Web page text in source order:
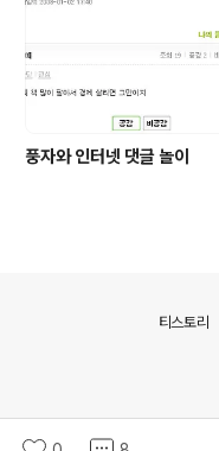
풍자와 인터넷 댓글 놀이
티스토리